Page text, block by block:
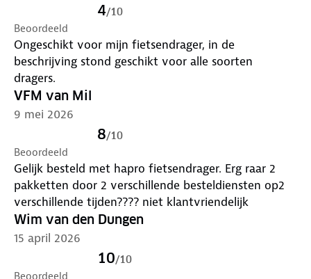
4/10
Beoordeeld
Ongeschikt voor mijn fietsendrager, in de
beschrijving stond geschikt voor alle soorten
dragers.
VFM van Mil
9 mei 2026
8/10
Beoordeeld
Gelijk besteld met hapro fietsendrager. Erg raar 2
pakketten door 2 verschillende besteldiensten op2
verschillende tijden???? niet klantvriendelijk
Wim van den Dungen
15 april 2026
10/10
Beoordeeld